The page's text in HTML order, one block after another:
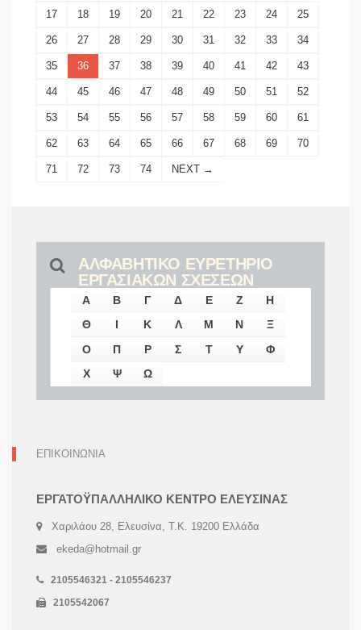
17 18 19 20 21 22 23 24 25
26 27 28 29 30 31 32 33 34
35 36 37 38 39 40 41 42 43
44 45 46 47 48 49 50 51 52
53 54 55 56 57 58 59 60 61
62 63 64 65 66 67 68 69 70
71 72 73 74 NEXT →
ΑΛΦΑΒΗΤΙΚΟ ΕΥΡΕΤΗΡΙΟ
ΕΡΓΑΣΙΑΚΩΝ ΣΧΕΣΕΩΝ
Α Β Γ Δ Ε Ζ
Η
Θ
Ι Κ Λ Μ Ν
Ξ
Ο
Π Ρ Σ Τ Υ
Φ
Χ
Ψ Ω
ΕΠΙΚΟΙΝΩΝΙΑ
ΕΡΓΑΤΟΫΠΑΛΛΗΛΙΚΟ ΚΕΝΤΡΟ ΕΛΕΥΣΙΝΑΣ
Χαριλάου 28, Ελευσίνα, Τ.Κ. 19200 Ελλάδα
ekeda@hotmail.gr
2105546321 - 2105546237
2105542067